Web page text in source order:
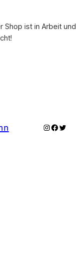
Shop ist in Arbeit und
Instagram